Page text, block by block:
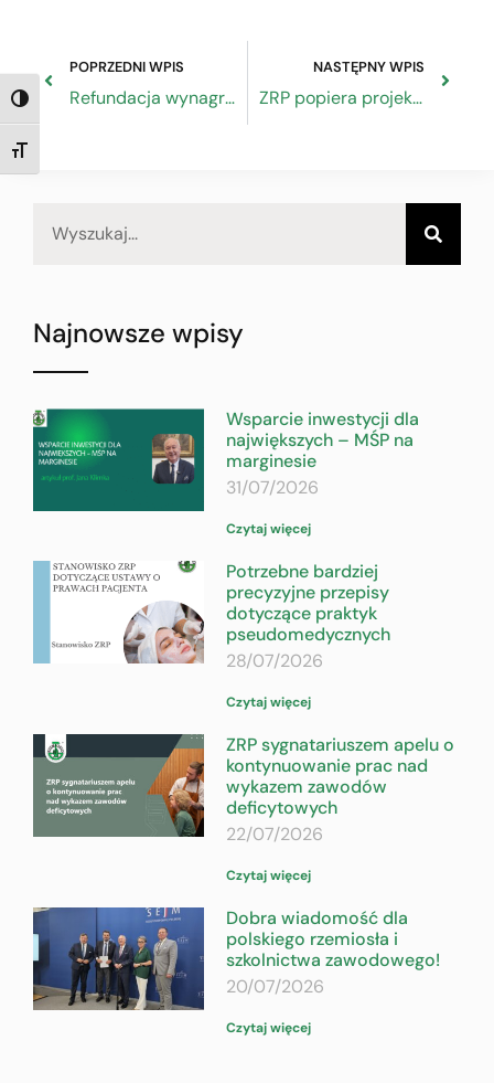
TOGGLE HIGH CONTRAST
TOGGLE FONT SIZE
POPRZEDNI WPIS
Refundacja wynagrodzeń młodocianych pracowników wraca na właściwe tory
NASTĘPNY WPIS
ZRP popiera projekt ustawy Ministerstwa Rozwoju i Technologii
Najnowsze wpisy
Wsparcie inwestycji dla
największych – MŚP na
marginesie
31/07/2026
Czytaj więcej
Potrzebne bardziej
precyzyjne przepisy
dotyczące praktyk
pseudomedycznych
28/07/2026
Czytaj więcej
ZRP sygnatariuszem apelu o
kontynuowanie prac nad
wykazem zawodów
deficytowych
22/07/2026
Czytaj więcej
Dobra wiadomość dla
polskiego rzemiosła i
szkolnictwa zawodowego!
20/07/2026
Czytaj więcej